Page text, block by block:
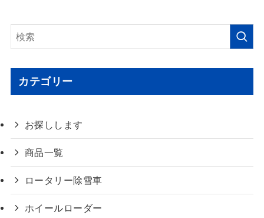
カテゴリー
お探しします
商品一覧
ロータリー除雪車
ホイールローダー